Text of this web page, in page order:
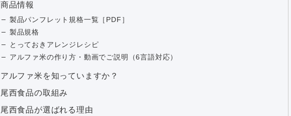
商品情報
製品パンフレット規格一覧［PDF］
製品規格
とっておきアレンジレシピ
アルファ米の作り方・動画でご説明（6言語対応）
アルファ⽶を知っていますか？
尾西食品の取組み
尾西食品が選ばれる理由